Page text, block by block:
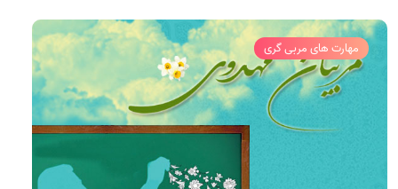
مهارت های مربی گری